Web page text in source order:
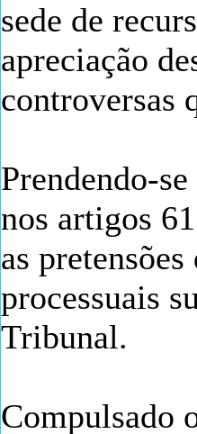
sede de
apreciação
controversas
Prendendo-
nos artigos
as
processuais
Tribunal.
Compulsado